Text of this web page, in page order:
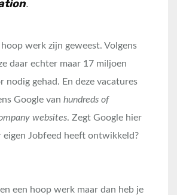
.
werk zijn geweest. Volgens
daar echter maar 17 miljoen
nodig gehad. En deze vacatures
Google van hundreds of
websites. Zegt Google hier
eigen Jobfeed heeft ontwikkeld?
een hoop werk maar dan heb je